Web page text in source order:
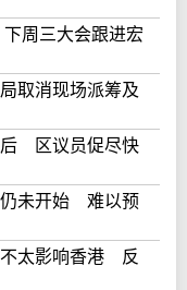
周三大会跟进宏
取消现场派筹及
后 区议员促尽快
仍未开始 难以预
不太影响香港 反